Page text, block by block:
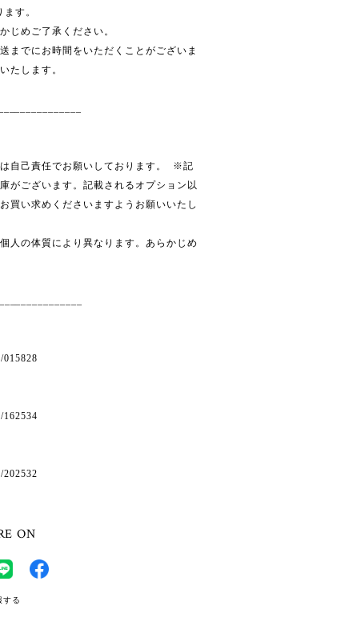
ます。
じめご了承ください。
までにお時間をいただくことがございま
たします。
自己責任でお願いしております。 ※記
がございます。記載されるオプション以
買い求めくださいますようお願いいたし
人の体質により異なります。あらかじめ
ON
する